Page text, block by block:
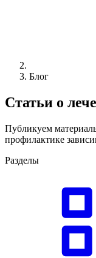
Блог
Статьи о
Публикуем
профилактике
Разделы